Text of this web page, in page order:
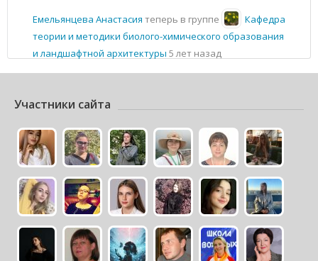
Емельянцева Анастасия теперь в группе
Кафедра
теории и методики биолого-химического образования
и ландшафтной архитектуры 5 лет назад
Участники сайта